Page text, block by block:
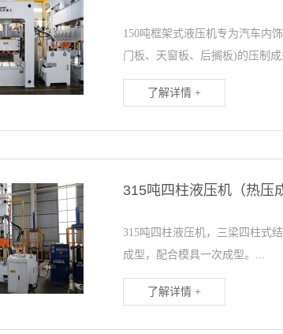
150吨框架式液压机专为汽车内
门板、天窗板、后搁板)的压制成
了解详情 +
315吨四柱液压机（热压
315吨四柱液压机，三梁四柱式
成型，配合模具一次成型。...
了解详情 +